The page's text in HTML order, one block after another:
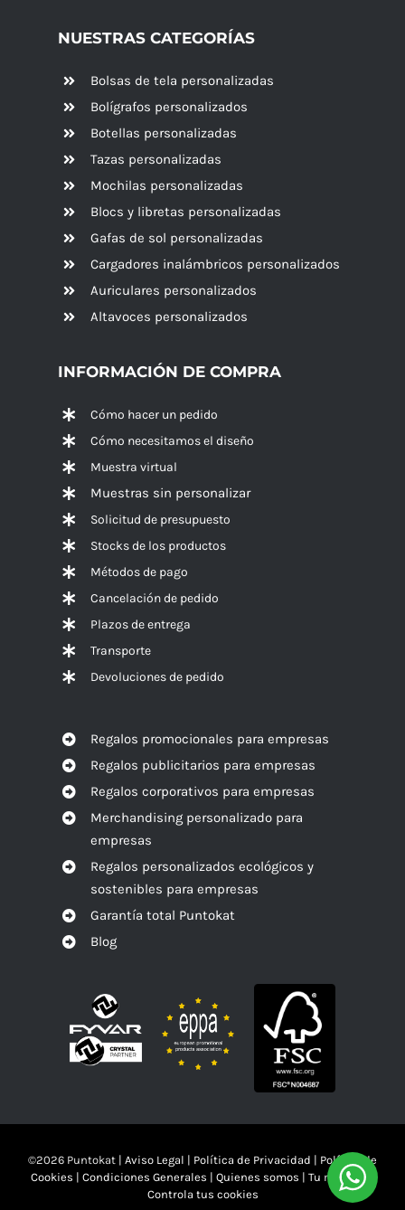
NUESTRAS CATEGORÍAS
Bolsas de tela personalizadas
Bolígrafos personalizados
Botellas personalizadas
Tazas personalizadas
Mochilas personalizadas
Blocs y libretas personalizadas
Gafas de sol personalizadas
Cargadores inalámbricos personalizados
Auriculares personalizados
Altavoces personalizados
INFORMACIÓN DE COMPRA
Cómo hacer un pedido
Cómo necesitamos el diseño
Muestra virtual
Muestras sin personalizar
Solicitud de presupuesto
Stocks de los productos
Métodos de pago
Cancelación de pedido
Plazos de entrega
Transporte
Devoluciones de pedido
Regalos promocionales para empresas
Regalos publicitarios para empresas
Regalos corporativos para empresas
Merchandising personalizado para
empresas
Regalos personalizados ecológicos y
sostenibles para empresas
Garantía total Puntokat
Blog
©2026 Puntokat | Aviso Legal | Política de Privacidad | Política de
Cookies | Condiciones Generales | Quienes somos | Tu mandas!!
Controla tus cookies